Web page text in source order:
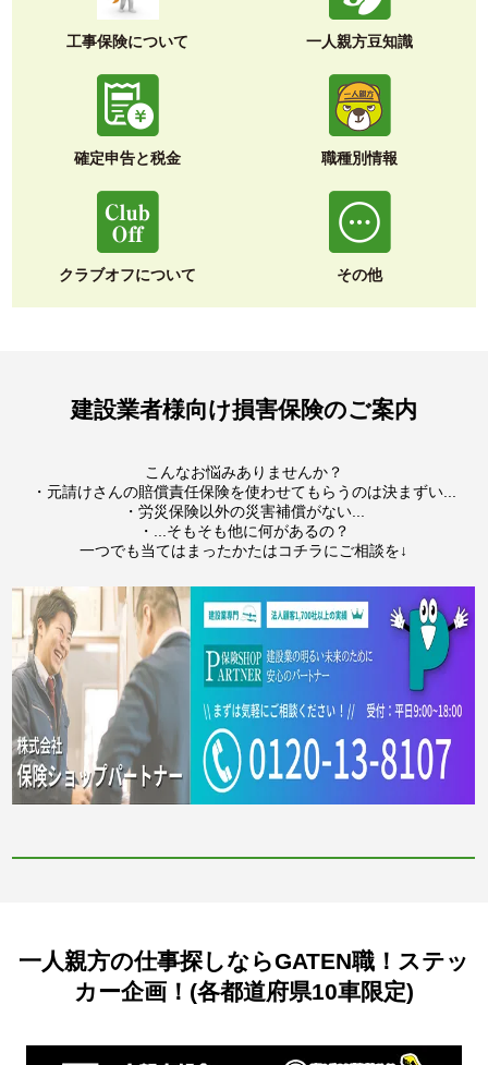
工事保険について 一人親方豆知識
確定申告と税金 職種別情報
クラブオフについて その他
建設業者様向け損害保険のご案内
こんなお悩みありませんか？
・元請けさんの賠償責任保険を使わせてもらうのは決まずい...
・労災保険以外の災害補償がない...
・...そもそも他に何があるの？
一つでも当てはまったかたはコチラにご相談を↓
一人親方の仕事探しならGATEN職！ステッ
カー企画！(各都道府県10車限定)